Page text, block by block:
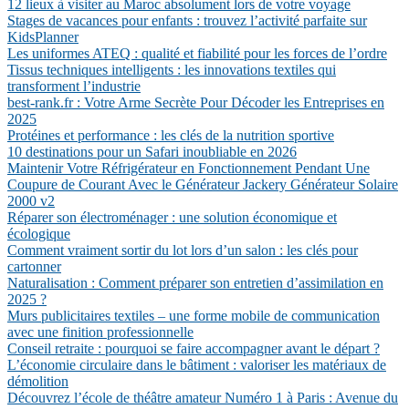
12 lieux à visiter au Maroc absolument lors de votre voyage
Stages de vacances pour enfants : trouvez l’activité parfaite sur
KidsPlanner
Les uniformes ATEQ : qualité et fiabilité pour les forces de l’ordre
Tissus techniques intelligents : les innovations textiles qui
transforment l’industrie
best-rank.fr : Votre Arme Secrète Pour Décoder les Entreprises en
2025
Protéines et performance : les clés de la nutrition sportive
10 destinations pour un Safari inoubliable en 2026
Maintenir Votre Réfrigérateur en Fonctionnement Pendant Une
Coupure de Courant Avec le Générateur Jackery Générateur Solaire
2000 v2
Réparer son électroménager : une solution économique et
écologique
Comment vraiment sortir du lot lors d’un salon : les clés pour
cartonner
Naturalisation : Comment préparer son entretien d’assimilation en
2025 ?
Murs publicitaires textiles – une forme mobile de communication
avec une finition professionnelle
Conseil retraite : pourquoi se faire accompagner avant le départ ?
L’économie circulaire dans le bâtiment : valoriser les matériaux de
démolition
Découvrez l’école de théâtre amateur Numéro 1 à Paris : Avenue du